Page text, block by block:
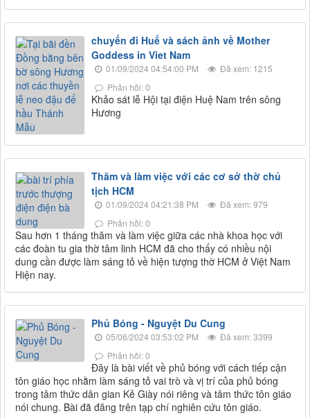
chuyến đi Huế và sách ảnh về Mother
Goddess in Viet Nam
01/09/2024 04:54:00 PM
Đã xem: 1215
Phản hồi: 0
Khảo sát lễ Hội tại điện Huệ Nam trên sông
Hương
Thăm và làm việc với các cơ sở thờ chủ
tịch HCM
01/09/2024 04:21:38 PM
Đã xem: 979
Phản hồi: 0
Sau hơn 1 tháng thăm và làm việc giữa các nhà khoa học với
các đoàn tu gia thờ tâm linh HCM đã cho thấy có nhiều nội
dung cần được làm sáng tỏ về hiện tượng thờ HCM ở Việt Nam
Hiện nay.
Phủ Bóng - Nguyệt Du Cung
05/06/2024 03:53:02 PM
Đã xem: 3399
Phản hồi: 0
Đây là bài viết về phủ bóng với cách tiếp cận
tôn giáo học nhằm làm sáng tỏ vai trò và vị trí của phủ bóng
trong tâm thức dân gian Kẻ Giày nói riêng và tâm thức tôn giáo
nói chung. Bài đã đăng trên tạp chí nghiên cứu tôn giáo.